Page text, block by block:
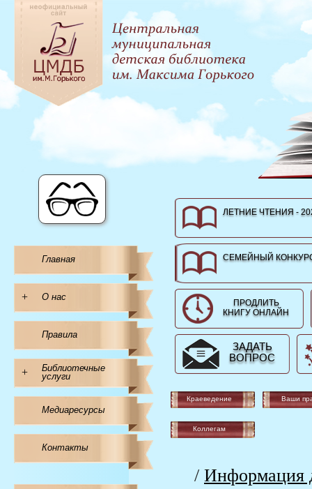
Главная
+ О нас
Правила
+
Библиотечные
услуги
Медиаресурсы
Контакты
ЛЕТНИЕ ЧТЕНИЯ -
СЕМЕЙНЫЙ
ПРОДЛИТЬ
КНИГУ ОНЛАЙН
ЗАДАТЬ
ВОПРОС
Краеведение Ваши
Коллегам
/ Информация